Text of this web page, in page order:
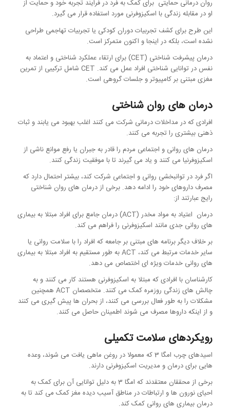
روان درمانی حمایتی برای کمک به فرد در فرایند تجربه خود و حمایت از
او در مقابله زندگی با اسکیزوفرنی مورد استفاده قرار می گیرد.
این طرح برای کشف تجربیات دوران کودکی یا تجربیات تهاجمی طراحی
نشده است، بلکه در اینجا و اکنون متمرکز است.
درمان پیشرفت شناختی (CET) برای ارتقاء عملکرد شناختی و اعتماد به
نفس در توانایی شناختی افراد عمل می کند. CET شامل ترکیبی از تمرین
مغزی مبتنی بر کامپیوتر و جلسات گروهی است.
درمان های روان شناختی
افرادی که در مداخلات درمانی شرکت می کنند اغلب بهبود می یابند و ثبات
ذهنی بیشتری را تجربه می کنند.
درمان های روانی و اجتماعی مردم را قادر به جبران یا رفع موانع ناشی از
اسکیزوفرنیا می کنند و یاد می گیرند تا با موفقیت زندگی کنند.
اگر فرد در توانبخشی روانی و اجتماعی شرکت کند، بیشتر احتمال دارد که
مصرف داروهای خود را ادامه دهد. برخی از درمان های روان شناختی
رایج عبارتند از:
درمان اعتیاد به مواد مخدر (ACT) درمان جامع برای افراد مبتلا به بیماری
های روانی جدی مانند اسکیزوفرنی را فراهم می کند.
بر خلاف دیگر برنامه های مبتنی بر جامعه که افراد را با سلامت روانی یا
سایر خدمات مرتبط می کند، ACT به طور مستقیم به افراد مبتلا به بیماری
های روانی خدمات ویژه ای اختصاص می دهد.
کارشناسان با افرادی که مبتلا به اسکیزوفرنی هستند کار می کنند و به
چالش های زندگی روزمره کمک می کنند. متخصصان ACT همچنین
مشکلات را به طور فعال بررسی می کنند، از بحران ها پیش گیری می کنند
و از اینکه داروها مصرف می شوند اطمینان حاصل می کنند.
رویکردهای سلامت تکمیلی
اسیدهای چرب امگا 3 که معمولا در روغن ماهی یافت می شوند، وعده
هایی برای درمان و مدیریت اسکیزوفرنی دارند.
برخی از محققان معتقدند که امگا 3 به دلیل توانایی آن برای کمک به
احیای نورون ها و ارتباطات در مناطق آسیب دیده مغز کمک می کند تا به
درمان بیماری های روانی کمک کند.